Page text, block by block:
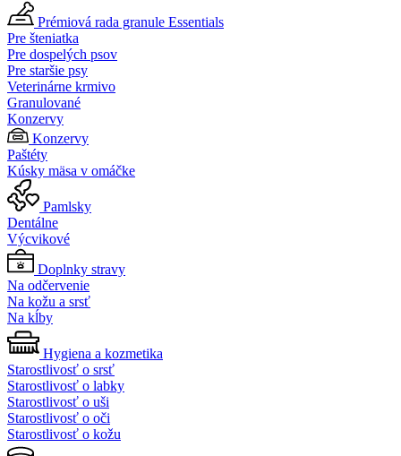
Prémiová rada granule Essentials
Pre šteniatka
Pre dospelých psov
Pre staršie psy
Veterinárne krmivo
Granulované
Konzervy
Konzervy
Paštéty
Kúsky mäsa v omáčke
Pamlsky
Dentálne
Výcvikové
Doplnky stravy
Na odčervenie
Na kožu a srsť
Na kĺby
Hygiena a kozmetika
Starostlivosť o srsť
Starostlivosť o labky
Starostlivosť o uši
Starostlivosť o oči
Starostlivosť o kožu